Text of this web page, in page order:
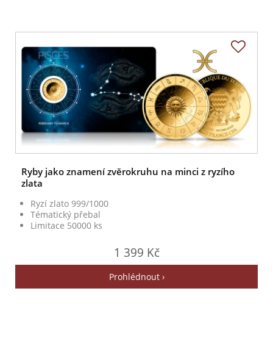
Ryby jako znamení zvěrokruhu na minci z ryzího
zlata
Ryzí zlato 999/1000
Tématický přebal
Limitace 50000 ks
1 399 Kč
Prohlédnout ›